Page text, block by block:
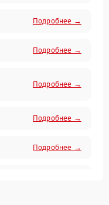
Подробнее →
Подробнее →
Подробнее →
Подробнее →
Подробнее →